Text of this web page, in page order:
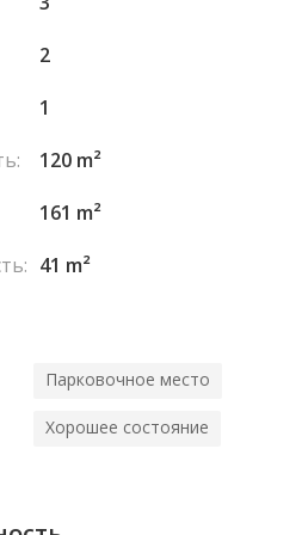
место,
PROPERTIES
2
1
120 m²
161 m²
41 m²
Парковочное место
Хорошее состояние